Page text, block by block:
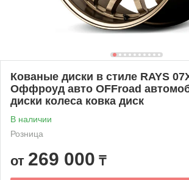
Кованые диски в стиле RAYS
Оффроуд авто OFFroad
диски колеса ковка диск
В наличии
Розница
от 269 000 ₸